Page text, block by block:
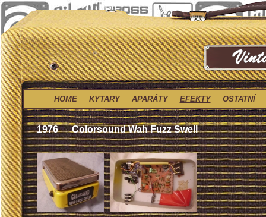
HOME KYTARY APARÁTY EFEKTY OSTATNÍ
1976 Colorsound Wah Fuzz Swell